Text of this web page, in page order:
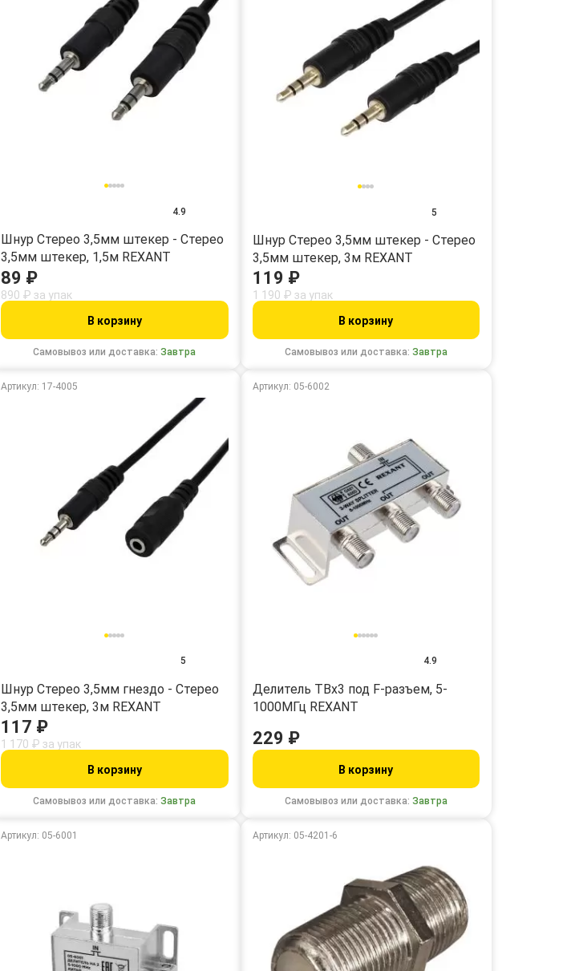
4.9
Шнур Стерео 3,5мм штекер - Стерео
3,5мм штекер, 1,5м REXANT
Самовывоз или доставка:Завтра
89 ₽
890 ₽ за упак
В корзину
5
Шнур Стерео 3,5мм штекер - Стерео
3,5мм штекер, 3м REXANT
Самовывоз или доставка: Завтра
119 ₽
1 190 ₽ за упак
В корзину
Артикул: 17-4005
5
Шнур Стерео 3,5мм гнездо - Стерео
3,5мм штекер, 3м REXANT
Самовывоз или доставка:Завтра
117 ₽
1 170 ₽ за упак
В корзину
Артикул: 05-6002
4.9
Делитель ТВх3 под F-разъем, 5-
1000МГц REXANT
Самовывоз или доставка: Завтра
229 ₽
В корзину
Артикул: 05-6001 Артикул: 05-4201-6